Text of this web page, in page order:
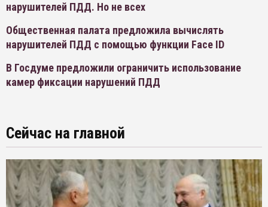
нарушителей ПДД. Но не всех
Общественная палата предложила вычислять
нарушителей ПДД с помощью функции Face ID
В Госдуме предложили ограничить использование
камер фиксации нарушений ПДД
Сейчас на главной